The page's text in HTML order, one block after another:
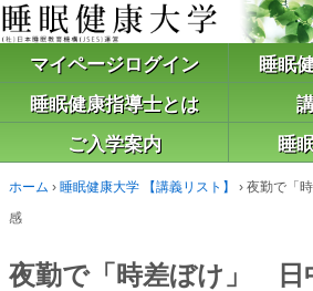
マイページログイン
睡眠
睡眠健康指導士とは
ご入学案内
睡
ホーム › 睡眠健康大学 【講義リスト】 › 夜勤で「
感
夜勤で「時差ぼけ」 日